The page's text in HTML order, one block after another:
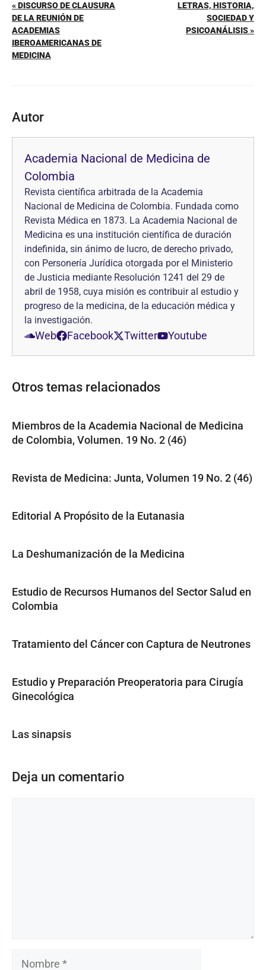
« DISCURSO DE CLAUSURA
DE LA REUNIÓN DE
ACADEMIAS
IBEROAMERICANAS DE
MEDICINA
LETRAS, HISTORIA,
SOCIEDAD Y
PSICOANÁLISIS »
Autor
Academia Nacional de Medicina de
Colombia
Revista científica arbitrada de la Academia
Nacional de Medicina de Colombia. Fundada como
Revista Médica en 1873. La Academia Nacional de
Medicina es una institución científica de duración
indefinida, sin ánimo de lucro, de derecho privado,
con Personería Jurídica otorgada por el Ministerio
de Justicia mediante Resolución 1241 del 29 de
abril de 1958, cuya misión es contribuir al estudio y
progreso de la medicina, de la educación médica y
la investigación.
Web Facebook Twitter Youtube
Otros temas relacionados
Miembros de la Academia Nacional de Medicina
de Colombia, Volumen. 19 No. 2 (46)
Revista de Medicina: Junta, Volumen 19 No. 2 (46)
Editorial A Propósito de la Eutanasia
La Deshumanización de la Medicina
Estudio de Recursos Humanos del Sector Salud en
Colombia
Tratamiento del Cáncer con Captura de Neutrones
Estudio y Preparación Preoperatoria para Cirugía
Ginecológica
Las sinapsis
Deja un comentario
Nombre